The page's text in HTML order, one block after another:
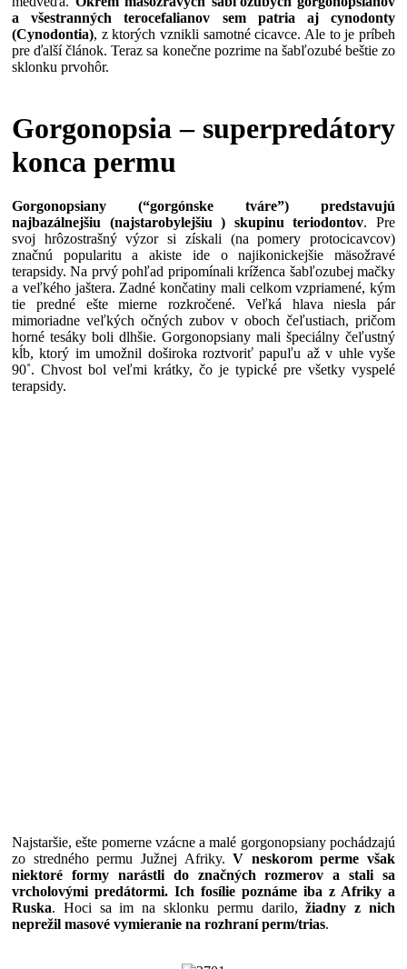
a všestranných terocefalianov sem patria aj cynodonty
(Cynodontia), z ktorých vznikli samotné cicavce. Ale to je príbeh
pre ďalší článok. Teraz sa konečne pozrime na šabľozubé beštie zo
sklonku prvohôr.
Gorgonopsia – superpredátory
konca permu
Gorgonopsiany (“gorgónske tváre”) predstavujú
najbazálnejšiu (najstarobylejšiu ) skupinu teriodontov. Pre
svoj hrôzostrašný výzor si získali (na pomery protocicavcov)
značnú popularitu a akiste ide o najikonickejšie mäsožravé
terapsidy. Na prvý pohľad pripomínali kríženca šabľozubej mačky
a veľkého jaštera. Zadné končatiny mali celkom vzpriamené, kým
tie predné ešte mierne rozkročené. Veľká hlava niesla pár
mimoriadne veľkých očných zubov v oboch čeľustiach, pričom
horné tesáky boli dlhšie. Gorgonopsiany mali špeciálny čeľustný
kĺb, ktorý im umožnil doširoka roztvoriť papuľu až v uhle vyše
90˚. Chvost bol veľmi krátky, čo je typické pre všetky vyspelé
terapsidy.
Najstaršie, ešte pomerne vzácne a malé gorgonopsiany pochádzajú
zo stredného permu Južnej Afriky.V neskorom perme však
niektoré formy narástli do značných rozmerov a stali sa
vrcholovými predátormi. Ich fosílie poznáme iba z Afriky a
Ruska. Hoci sa im na sklonku permu darilo,žiadny z nich
neprežil masové vymieranie na rozhraní perm/trias.